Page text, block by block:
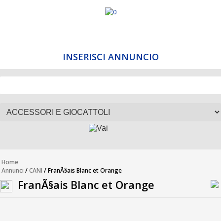
INSERISCI ANNUNCIO
Home
Annunci /CANI / FranÃ§ais Blanc et Orange
FranÃ§ais Blanc et Orange